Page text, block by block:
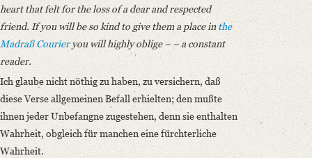
heart that felt for the loss of a dear and respected
friend. If you will be so kind to give them a place inthe
Madraß Courieryou will highly oblige – – a constant
reader.
Ich glaube nicht nöthig zu haben, zu versichern, daß
diese Verse allgemeinen Befall erhielten; den mußte
ihnen jeder Unbefangne zugestehen, denn sie enthalten
Wahrheit, obgleich für manchen eine fürchterliche
Wahrheit.